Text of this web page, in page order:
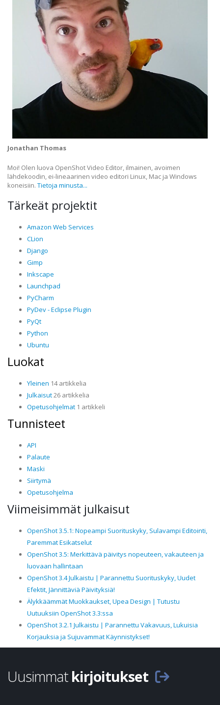
Jonathan Thomas
Moi! Olen luova OpenShot Video Editor, ilmainen, avoimen
lähdekoodin, ei-lineaarinen video editori Linux, Mac ja Windows
koneisiin. Tietoja minusta...
Tärkeät projektit
Amazon Web Services
CLion
Django
Gimp
Inkscape
Launchpad
PyCharm
PyDev - Eclipse Plugin
PyQt
Python
Ubuntu
Luokat
Yleinen 14 artikkelia
Julkaisut26 artikkelia
Opetusohjelmat 1 artikkeli
Tunnisteet
API
Palaute
Maski
Siirtymä
Opetusohjelma
Viimeisimmät julkaisut
OpenShot 3.5.1: Nopeampi Suorituskyky, Sulavampi Editointi,
Paremmat Esikatselut
OpenShot 3.5: Merkittävä päivitys nopeuteen, vakauteen ja
luovaan hallintaan
OpenShot 3.4 Julkaistu | Parannettu Suorituskyky, Uudet
Efektit, Jännittäviä Päivityksiä!
Älykkäämmät Muokkaukset, Upea Design | Tutustu
Uutuuksiin OpenShot 3.3:ssa
OpenShot 3.2.1 Julkaistu | Parannettu Vakavuus, Lukuisia
Korjauksia ja Sujuvammat Käynnistykset!
Uusimmat kirjoitukset